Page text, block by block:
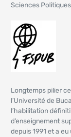
Sciences Politiques
Longtemps pilier
l’Université de
l’habilitation
d’enseignement
depuis 1991 et a